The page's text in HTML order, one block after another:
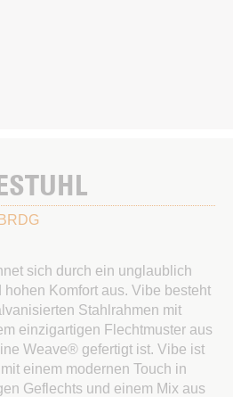
sich durch ein unglaublich
Komfort aus. Vibe besteht
Stahlrahmen mit
einzigartigen Flechtmuster aus
Weave® gefertigt ist. Vibe ist
einem modernen Touch in
Geflechts und einem Mix aus